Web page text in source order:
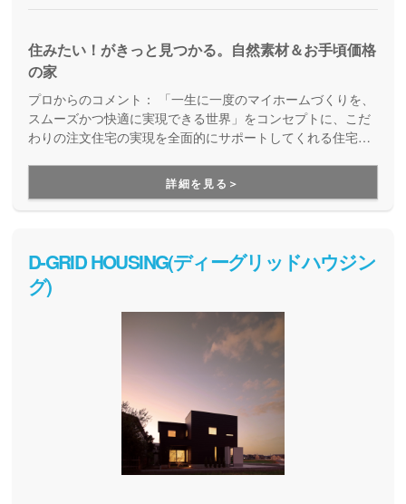
住みたい！がきっと見つかる。自然素材＆お手頃価格
の家
プロからのコメント：
「一生に一度のマイホームづくりを、
スムーズかつ快適に実現できる世界」をコンセプトに、こだ
わりの注文住宅の実現を全面的にサポートしてくれる住宅メ
耐久の安心快適な住まいづくり、暮らし始めた後のメンテナ
ンスや将来的なリフォームのことまで、まるっとお任せいた
だけます。
詳細を見る＞
D-GRID HOUSING(ディーグリッドハウジン
グ)